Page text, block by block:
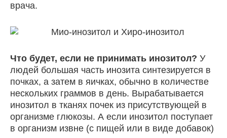
врача.
Что будет, если не принимать инозитол? У
людей большая часть инозита синтезируется в
почках, а затем в яичках, обычно в количестве
нескольких граммов в день. Вырабатывается
инозитол в тканях почек из присутствующей в
организме глюкозы. А если инозитол поступает
в организм извне (с пищей или в виде добавок)